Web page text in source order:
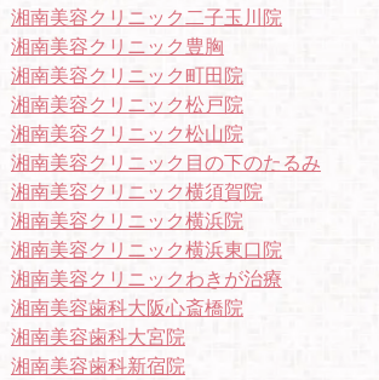
湘南美容クリニック二子玉川院
湘南美容クリニック豊胸
湘南美容クリニック町田院
湘南美容クリニック松戸院
湘南美容クリニック松山院
湘南美容クリニック目の下のたるみ
湘南美容クリニック横須賀院
湘南美容クリニック横浜院
湘南美容クリニック横浜東口院
湘南美容クリニックわきが治療
湘南美容歯科大阪心斎橋院
湘南美容歯科大宮院
湘南美容歯科新宿院